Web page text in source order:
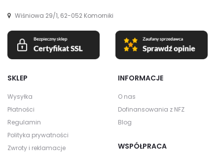
Wiśniowa 29/1, 62-052 Komorniki
SKLEP
Wysyłka
Płatności
Regulamin
Polityka prywatności
Zwroty i reklamacje
INFORMACJE
O nas
Dofinansowania z NFZ
Blog
WSPÓŁPRACA